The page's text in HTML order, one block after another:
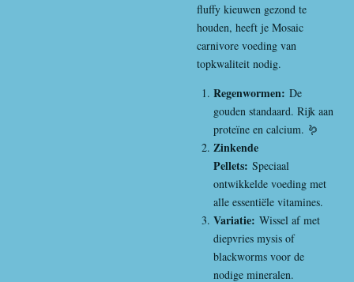
fluffy kieuwen gezond te
houden, heeft je Mosaic
carnivore voeding van
topkwaliteit nodig.
Regenwormen: De
gouden standaard. Rijk aan
proteïne en calcium. 🪱
Zinkende
Pellets: Speciaal
ontwikkelde voeding met
alle essentiële vitamines.
Variatie: Wissel af met
diepvries mysis of
blackworms voor de
nodige mineralen.